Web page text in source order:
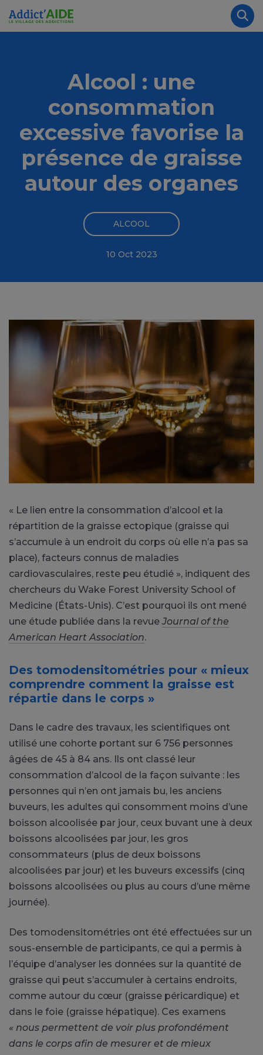
Aller au contenu principal
Alcool : une
consommation
excessive favorise la
présence de graisse
autour des organes
ALCOOL
10 Oct 2023
« Le lien entre la consommation d’alcool et la
répartition de la graisse ectopique (graisse qui
s’accumule à un endroit du corps où elle n’a pas sa
place), facteurs connus de maladies
cardiovasculaires, reste peu étudié », indiquent des
chercheurs du Wake Forest University School of
Medicine (États-Unis). C’est pourquoi ils ont mené
une étude publiée dans la revueJournal of the
American Heart Association.
Des tomodensitométries pour « mieux
comprendre comment la graisse est
répartie dans le corps »
Dans le cadre des travaux, les scientifiques ont
utilisé une cohorte portant sur 6 756 personnes
âgées de 45 à 84 ans. Ils ont classé leur
consommation d’alcool de la façon suivante : les
personnes qui n’en ont jamais bu, les anciens
buveurs, les adultes qui consomment moins d’une
boisson alcoolisée par jour, ceux buvant une à deux
boissons alcoolisées par jour, les gros
consommateurs (plus de deux boissons
alcoolisées par jour) et les buveurs excessifs (cinq
boissons alcoolisées ou plus au cours d’une même
journée).
Des tomodensitométries ont été effectuées sur un
sous-ensemble de participants, ce qui a permis à
l’équipe d’analyser les données sur la quantité de
graisse qui peut s’accumuler à certains endroits,
comme autour du cœur (graisse péricardique) et
dans le foie (graisse hépatique). Ces examens
« nous permettent de voir plus profondément
dans le corps afin de mesurer et de mieux
Panneau de gestion des cookies